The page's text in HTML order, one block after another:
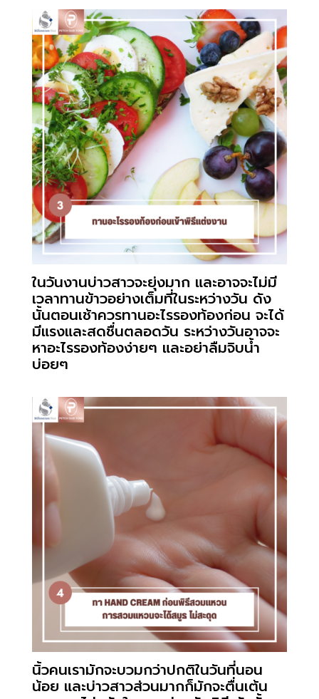
ในวันงานบ่าวสาวจะยุ่งมาก และอาจจะไม่มี
เวลาทานข้าวอย่างเต็มที่ในระหว่างวัน ดัง
นั้นตอนเช้าควรทานอะไรรองท้องก่อน จะได้
มีแรงและสดชื่นตลอดวัน ระหว่างวันอาจจะ
หาอะไรรองท้องง่ายๆ และอย่าลืมจิบน้ำ
บ่อยๆ
นิ้วคนเรามักจะบวมกว่าปกติในวันที่นอน
น้อย และบ่าวสาวส่วนมากก็มักจะตื่นเต้น